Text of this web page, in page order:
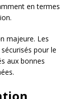
en termes
majeure. Les
pour le
aux bonnes